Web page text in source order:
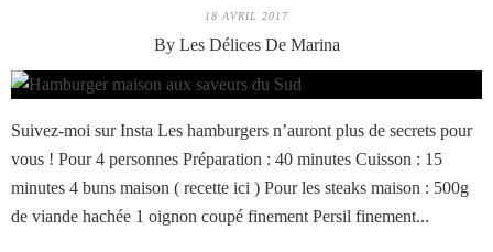
18 AVRIL 2017
By Les Délices De Marina
Suivez-moi sur Insta Les hamburgers n’auront plus de secrets pour
vous ! Pour 4 personnes Préparation : 40 minutes Cuisson : 15
minutes 4 buns maison ( recette ici ) Pour les steaks maison : 500g
de viande hachée 1 oignon coupé finement Persil finement...